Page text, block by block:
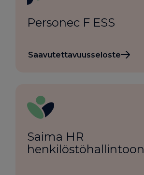
Personec F ESS
Saavutettavuusseloste
Saima HR
henkilöstöhallintoon